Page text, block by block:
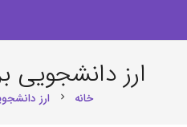
ارز دانشجویی
خانه chevron_right ارز